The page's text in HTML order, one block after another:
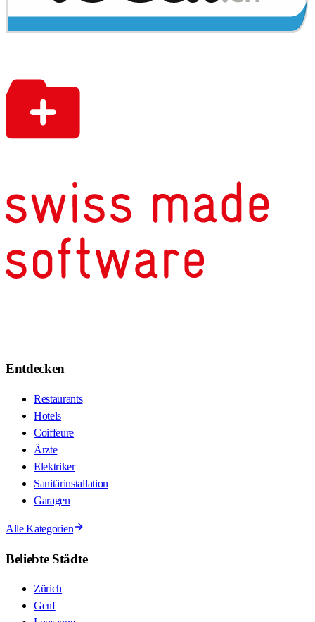
Entdecken
Restaurants
Hotels
Coiffeure
Ärzte
Elektriker
Sanitärinstallation
Garagen
Alle Kategorien
Beliebte Städte
Zürich
Genf